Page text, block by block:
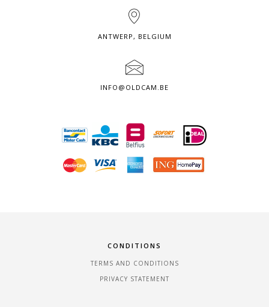
ANTWERP, BELGIUM
INFO@OLDCAM.BE
CONDITIONS
TERMS AND CONDITIONS
PRIVACY STATEMENT